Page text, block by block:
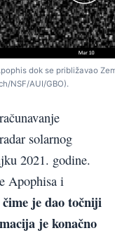
dok se približavao
NSF/AUI/GBO).
solarnog
2021. godine.
Apophisa i
čime je dao točniji
je konačno